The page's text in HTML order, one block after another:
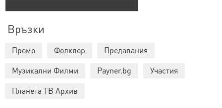
Връзки
Промо Фолклор
Предавания
Музикални Филми
Payner.bg
Участия
Планета ТВ Архив